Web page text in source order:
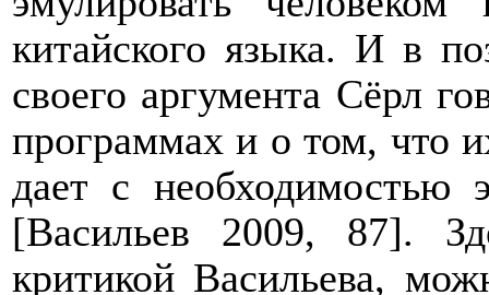
китайского языка. И в
своего аргумента Сёрл
программах и о том, что
дает с необходимостью
[Васильев 2009, 87].
критикой Васильева,